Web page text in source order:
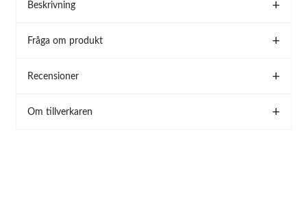
Beskrivning
Fråga om produkt
Recensioner
Om tillverkaren